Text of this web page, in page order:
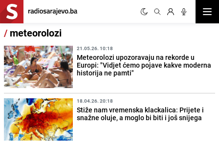
/ meteorolozi
21.05.26. 10:18
Meteorolozi upozoravaju na rekorde u
Europi: "Vidjet ćemo pojave kakve moderna
historija ne pamti"
18.04.26. 20:18
Stiže nam vremenska klackalica: Prijete i
snažne oluje, a moglo bi biti i još snijega